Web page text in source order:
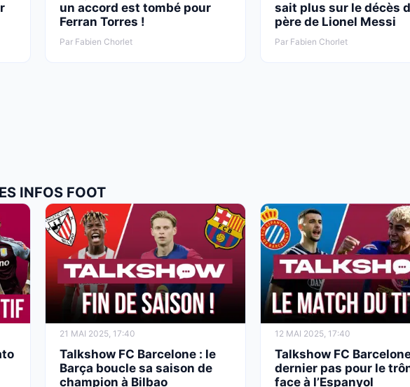
un accord est tombé pour
Ferran Torres !
Par Fabien Chorlet
sait plus sur le décès
père de Lionel Messi
Par Fabien Chorlet
INFOS FOOT
21 MAI 2025, 17:40
Talkshow FC Barcelone : le
Barça boucle sa saison de
champion à Bilbao
12 MAI 2025, 17:40
Talkshow FC
dernier pas pour le
face à l’Espanyol